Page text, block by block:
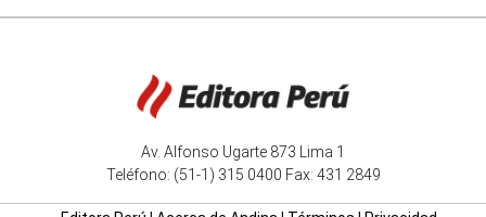
Av. Alfonso Ugarte 873 Lima 1
Teléfono: (51-1) 315 0400 Fax: 431 2849